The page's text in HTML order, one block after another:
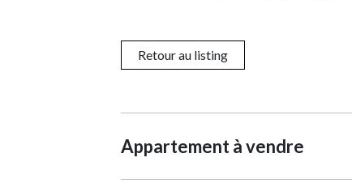
Retour au listing
Appartement à vendre